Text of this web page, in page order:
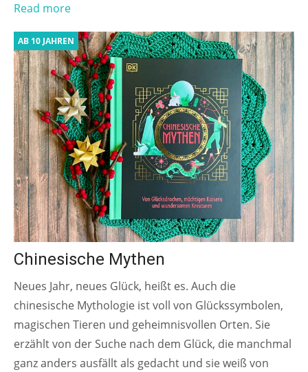
Read more
AB 10 JAHREN
Chinesische Mythen
Neues Jahr, neues Glück, heißt es. Auch die
chinesische Mythologie ist voll von Glückssymbolen,
magischen Tieren und geheimnisvollen Orten. Sie
erzählt von der Suche nach dem Glück, die manchmal
ganz anders ausfällt als gedacht und sie weiß von